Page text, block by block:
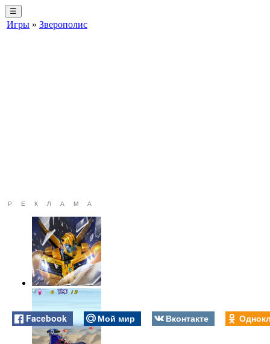
☰
Игры » Зверополис
РЕКЛАМА
Facebook Мой мир Вконтакте